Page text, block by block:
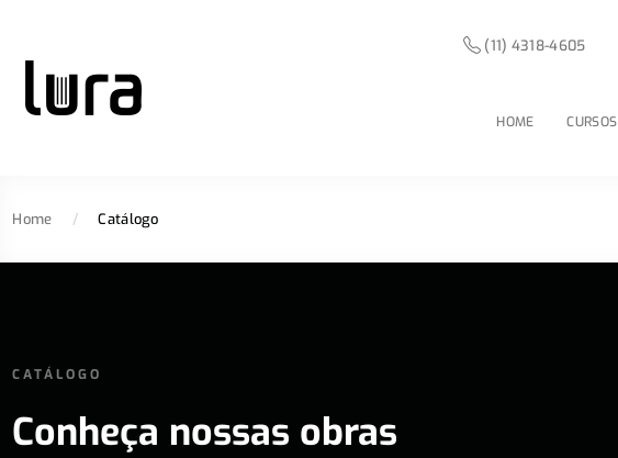
HOME CURSOS
(11) 4318-4605
Home / Catálogo
CATÁLOGO
Conheça nossas obras